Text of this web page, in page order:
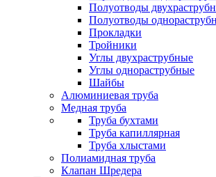
Полуотводы
Полуотводы
Прокладки
Тройники
Углы двухраструбные
Углы однораструбные
Шайбы
Алюминиевая труба
Медная труба
Труба бухтами
Труба капиллярная
Труба хлыстами
Полиамидная труба
Клапан Шредера